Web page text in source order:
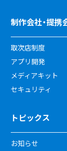
制作会社・提携
取次店制度
アプリ開発
メディアキット
セキュリティ
トピックス
お知らせ